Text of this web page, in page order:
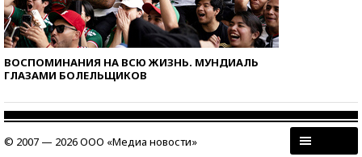
ВОСПОМИНАНИЯ НА ВСЮ ЖИЗНЬ. МУНДИАЛЬ
ГЛАЗАМИ БОЛЕЛЬЩИКОВ
© 2007 — 2026 ООО «Медиа новости»